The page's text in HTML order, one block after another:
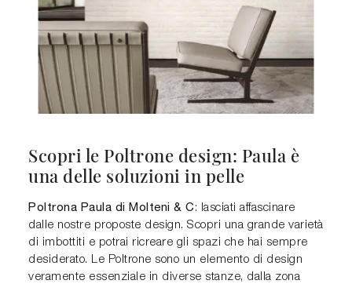
Scopri le Poltrone design: Paula è
una delle soluzioni in pelle
Poltrona Paula di Molteni & C : lasciati affascinare
dalle nostre proposte design. Scopri una grande varietà
di imbottiti e potrai ricreare gli spazi che hai sempre
desiderato. Le Poltrone sono un elemento di design
veramente essenziale in diverse stanze, dalla zona